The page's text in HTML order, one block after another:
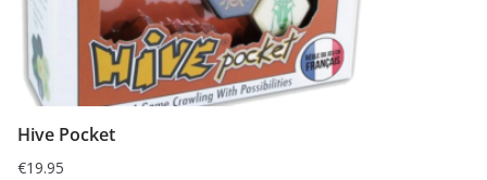
Hive Pocket
€19.95